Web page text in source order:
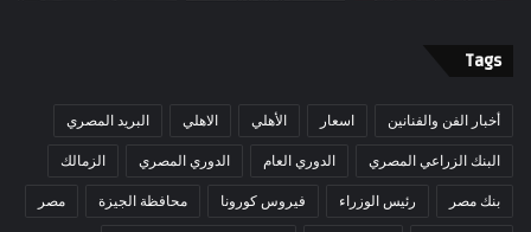
Tags
أخبار الفن والفنانين اسعار الأهلي الاهلي البريد المصري
البنك الزراعي المصري الدوري العام الدوري المصري الزمالك
بنك مصر رئيس الوزراء فيروس كورونا محافظة الجيزة مصر